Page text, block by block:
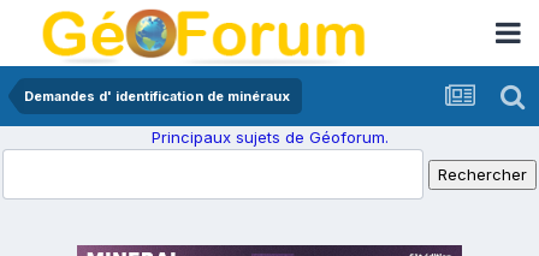
Demandes d' identification de minéraux
Principaux sujets de Géoforum.